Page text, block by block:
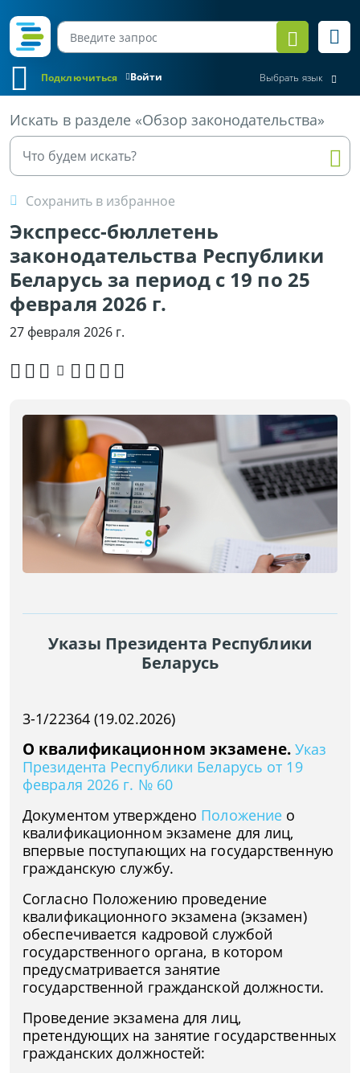
Войти
Подключиться Выбрать язык
Искать в разделе «Обзор законодательства»
Сохранить в избранное
Экспресс-бюллетень
законодательства Республики
Беларусь за период с 19 по 25
февраля 2026 г.
Все материалы
27 февраля 2026 г.
Указы Президента Республики
Беларусь
3-1/22364 (19.02.2026)
О квалификационном экзамене. Указ
Президента Республики Беларусь от 19
февраля 2026 г. № 60
Документом утверждено Положение о
квалификационном экзамене для лиц,
впервые поступающих на государственную
гражданскую службу.
Согласно Положению проведение
квалификационного экзамена (экзамен)
обеспечивается кадровой службой
государственного органа, в котором
предусматривается занятие
государственной гражданской должности.
Проведение экзамена для лиц,
претендующих на занятие государственных
гражданских должностей: